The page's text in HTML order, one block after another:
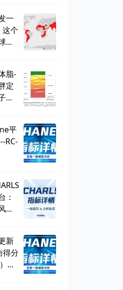
一
这个
学
脂-
定
平
RC-
：
险
新
得分
，